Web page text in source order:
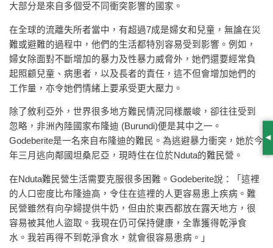
大部分是來自多個受不同衝突影響的國家。
在全球的流離失所者當中，有超過7成是婦女和兒童，無論在災
難或避難的過程中，他們的生活都特別容易受到影響。例如，
婦女除面對不斷增加的暴力及性暴力威脅外，她們還要經常負
起照顧兒童、病患者，以及長者的責任，這不但會增加她們的
工作量，亦令她們情緒上要承受更大壓力。
除了敘利亞外，世界很多地方難民情況同樣嚴峻，卻往往受到
忽略，非洲內陸國家布隆迪 (Burundi)便是其中之一。
Godeberite是一名來自布隆迪的難民。為逃避暴力衝突，她於今
年三月逃向鄰國坦桑尼亞，現時住在位於Nduta的難民營。
在Nduta難民營生活需要克服很多困難。Godeberite說：「這裡
的人口密度比布隆迪高，令住在這裡的人更容易患上疾病。難
民營雖然有向孕婦提供牛奶，但由於東西都放在露天地方，很
容易被其他人盜取。我現在仍可保持健康，全靠獲得乾淨食
水。我若再得不到乾淨食水，就會很容易患病。」